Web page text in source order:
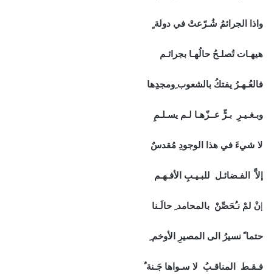
واذا الجرائمُ شُـرّعتْ في دولة ٍ
هيهـات تُصلـحُ حالُهـا بجرائـم
فالعُـهـرُ يفتكُ بالشعوب ِومجدِها
وبـغـيـرِ بـرٍّ عــزّهـا لـم يسـلـمِ
لا شيءَ في هذا الوجودِ مُقدسٌ
إلاَّ الفـضائـل للبـيـبِ الأفـهـم
إنْ لمْ نـُحَصِّنْ بالمحامد ِ حالَـنا
حتما ً نسيرُ الى المصيرِ الأوخم ِ
فـقـط المناقـبُ لا سـواها جَـنة ٌ